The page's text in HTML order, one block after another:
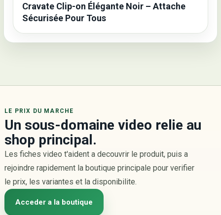
Cravate Clip-on Élégante Noir – Attache
Sécurisée Pour Tous
LE PRIX DU MARCHE
Un sous-domaine video relie au
shop principal.
Les fiches video t'aident a decouvrir le produit, puis a
rejoindre rapidement la boutique principale pour verifier
le prix, les variantes et la disponibilite.
Acceder a la boutique